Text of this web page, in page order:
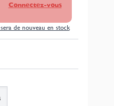
Connectez-vous
de nouveau en stock